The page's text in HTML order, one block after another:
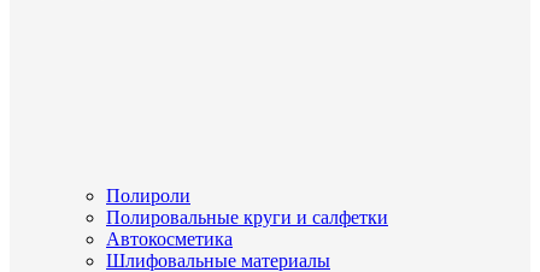
Полироли
Полировальные круги и салфетки
Автокосметика
Шлифовальные материалы